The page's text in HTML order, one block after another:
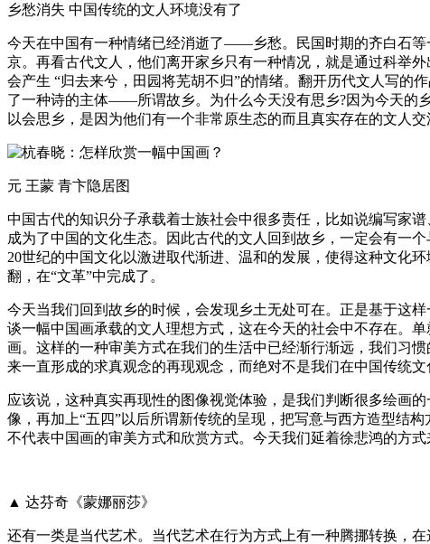
乡愁消失 中国传统的文人环境没有了
今天在中国有一种情绪已经消逝了——乡愁。民国时期的齐白石等
京。再看古代文人，他们离开家乡只有一种情况，就是通过科举
会产生 “归去来兮，田园将芜胡不归”的情绪。翻开历代文人写的
了一种诗的主体——所谓故乡。为什么今天没有思乡?因为今天的
以会思乡，是因为他们有一个非常原生态的而且真实存在的文人交
元 王蒙 青卞隐居图
中国古代的知识分子承载着士族社会中很多责任，比如说编写家
成为了中国的文化生态。因此古代的文人回到故乡，一定会有一
20世纪的中国文化以激进取代渐进、温和的发展，使得这种文化
翻，在“文革”中完成了。
今天当我们回到故乡的时候，会发现乡土无处可在。正是基于这
谈一幅中国画承载的文人理想方式，这在今天的社会中不存在。
画。这样的一种审美方式在我们的生活中已经渐行渐远，我们习
来一直形成的求真观念的再现观念，而绝对不是我们在中国传统文
应该说，这种真实再现性的图像视觉体验，是我们判断很多绘画
像，再加上“五四”以后所谓新传统的呈现，把写意与西方造型结
不代表中国画的审美方式和欣赏方式。今天我们延着徐悲鸿的方
▲ 达芬奇《蒙娜丽莎》
还有一类是当代艺术。当代艺术在行为方式上有一种腾挪转换，